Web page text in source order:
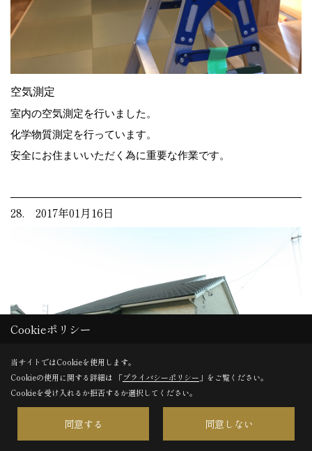
空気測定
室内の空気測定を行いました。
化学物質測定を行っています。
安全にお住まいいただく為に重要な作業です。
28. 2017年01月16日
完成！
Cookieポリシー
当サイトではCookieを使用します。
Cookieの使用に関する詳細は 「プライバシーポリシー 」をご覧ください。
Cookieを受け入れるか拒否するか選択してください。
同意する 同意しない